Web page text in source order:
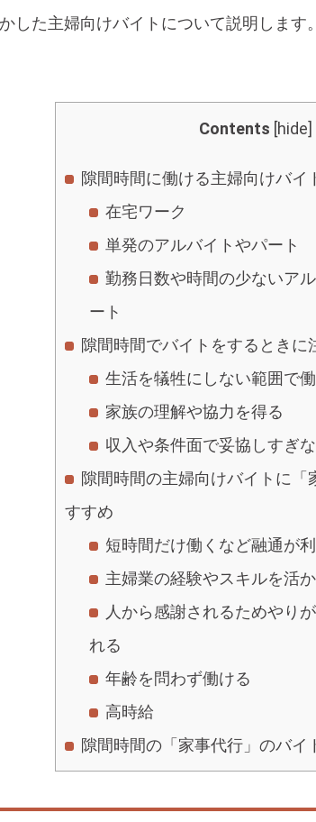
した主婦向けバイトについて説明します。
Contents [hide]
隙間時間に働ける主婦向けバイ
在宅ワーク
単発のアルバイトやパート
勤務日数や時間の少ないア
ート
隙間時間でバイトをするときに
生活を犠牲にしない範囲で働
家族の理解や協力を得る
収入や条件面で妥協しすぎ
隙間時間の主婦向けバイトに「
すすめ
短時間だけ働くなど融通が
主婦業の経験やスキルを活
人から感謝されるためやり
れる
年齢を問わず働ける
高時給
隙間時間の「家事代行」のバイ